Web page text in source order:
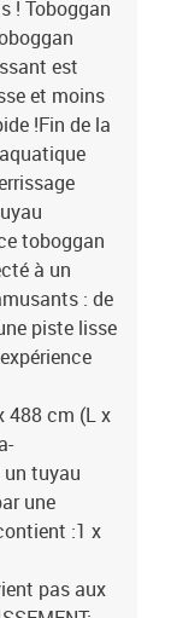
! Toboggan
est
et moins
!Fin de la
toboggan
à un
: de
piste lisse
488 cm (L x
un tuyau
une
:1 x
pas aux